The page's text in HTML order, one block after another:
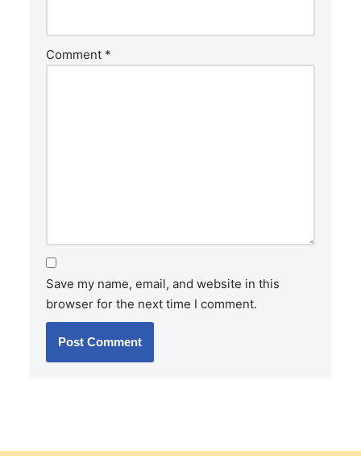
Comment *
Save my name, email, and website in this
browser for the next time I comment.